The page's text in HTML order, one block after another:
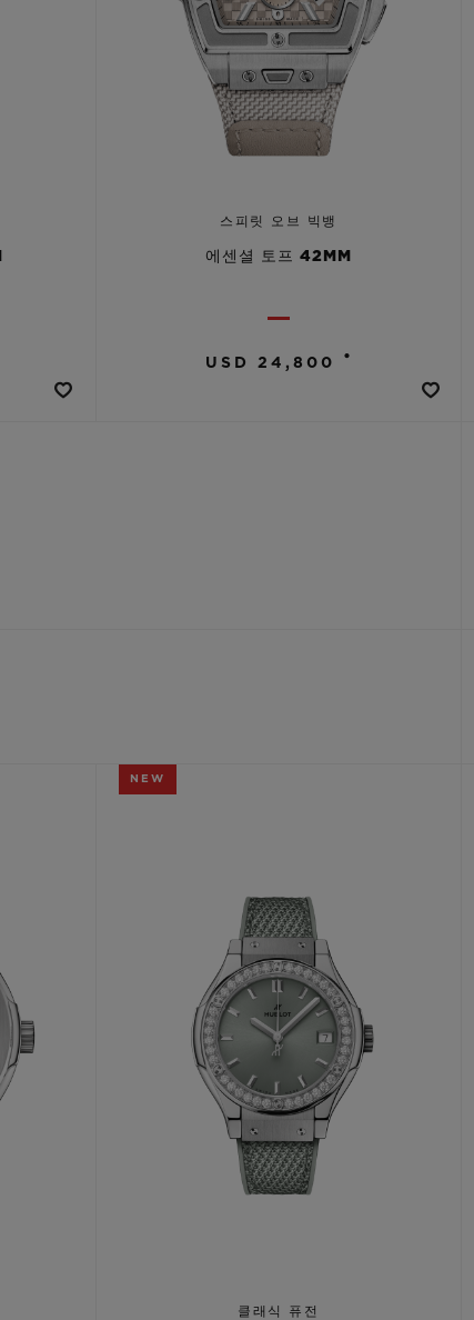
스피릿 오브 빅뱅
에센셜 토프 42MM
USD 24,800 •
NEW
클래식 퓨전